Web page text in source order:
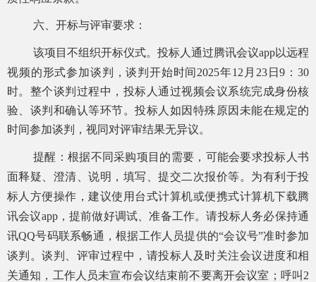
六、开标与评审要求：
该项目不组织开标仪式。投标人通过腾讯会议app以远程
视频的形式参加谈判，谈判开始时间 2025年12 月 23日9 ：30
时。 整个谈判过程中，投标人通过视频会议系统完成身份核
验、谈判和确认等环节。投标人如因特殊原因未能在规定的
时间参加谈判，视同对评审结果无异议。
提醒：根据不同采购项目的需要，可能会要求投标人书
面释疑、澄清、说明，填写、提交二次报价等。为有利于投
标人方便操作，建议使用台式计算机或便携式计算机下载腾
讯会议app，提前做好调试、准备工作。请投标人务必保持通
讯QQ号码联系畅通，根据工作人员提供的“会议号”准时参加
谈判。谈判、评审过程中，请投标人及时关注会议进度和相
关通知，工作人员未宣布会议结束前不要离开会议室；呼叫2